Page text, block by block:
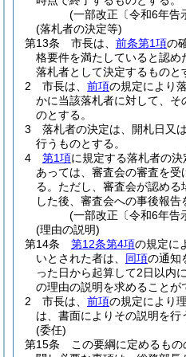
(一部改正〔令和6年告
(落札者の決定等)
第13条
市長は、 前条第1項の
格要件を満たしていると認
落札者として決定するものと
2
市長は、 前項の規定により
かに当該落札者に対して、そ
のとする。
3
落札者の決定は、開札日又
行うものとする。
4
第1項に規定する落札者の
あっては、審査会の審査を
る。 ただし、審査会が認め
した後、審査会への事後報告
(一部改正〔令和6年告
(理由の説明)
第14条
第12条第4項の規定に
いとされた者は、 同項の通知
った日から起算して2日以内
の理由の説明を求めることが
2
市長は、 前項の規定により
は、書面によりその説明を行
(委任)
第15条
この要綱に定めるも